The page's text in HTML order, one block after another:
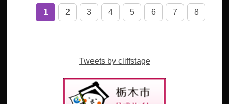
1 2 3 4 5 6 7 8
Tweets by cliffstage